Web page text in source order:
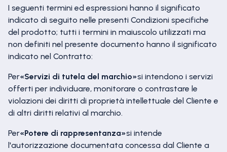
I seguenti termini ed espressioni hanno il significato
indicato di seguito nelle presenti Condizioni specifiche
del prodotto; tutti i termini in maiuscolo utilizzati ma
non definiti nel presente documento hanno il significato
indicato nel Contratto:
Per«Servizi di tutela del marchio»si intendono i servizi
offerti per individuare, monitorare o contrastare le
violazioni dei diritti di proprietà intellettuale del Cliente e
di altri diritti relativi al marchio.
Per«Potere di rappresentanza»si intende
l'autorizzazione documentata concessa dal Cliente a